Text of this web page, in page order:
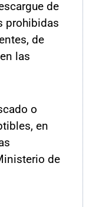
de
prohibidas
de
las
o
en
de